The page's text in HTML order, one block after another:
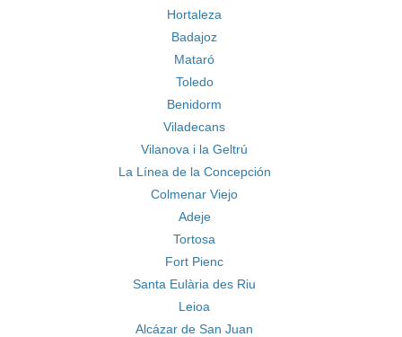
Hortaleza
Badajoz
Mataró
Toledo
Benidorm
Viladecans
Vilanova i la Geltrú
La Línea de la Concepción
Colmenar Viejo
Adeje
Tortosa
Fort Pienc
Santa Eulària des Riu
Leioa
Alcázar de San Juan